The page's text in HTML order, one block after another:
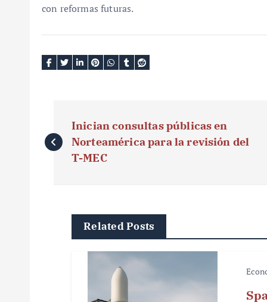
con reformas futuras.
a
Inician consultas públicas en
Norteamérica para la revisión del
T-MEC
Related Posts